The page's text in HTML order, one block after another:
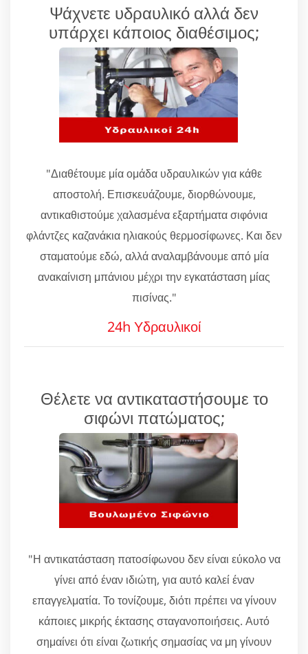
Ψάχνετε υδραυλικό αλλά δεν
υπάρχει κάποιος διαθέσιμος;
"Διαθέτουμε μία ομάδα υδραυλικών για κάθε
αποστολή. Επισκευάζουμε, διορθώνουμε,
αντικαθιστούμε χαλασμένα εξαρτήματα σιφόνια
φλάντζες καζανάκια ηλιακούς θερμοσίφωνες. Και δεν
σταματούμε εδώ, αλλά αναλαμβάνουμε από μία
ανακαίνιση μπάνιου μέχρι την εγκατάσταση μίας
πισίνας."
24h Υδραυλικοί
Θέλετε να αντικαταστήσουμε το
σιφώνι πατώματος;
"Η αντικατάσταση πατοσίφωνου δεν είναι εύκολο να
γίνει από έναν ιδιώτη, για αυτό καλεί έναν
επαγγελματία. Το τονίζουμε, διότι πρέπει να γίνουν
κάποιες μικρής έκτασης σταγανοποιήσεις. Αυτό
σημαίνει ότι είναι ζωτικής σημασίας να μη γίνουν